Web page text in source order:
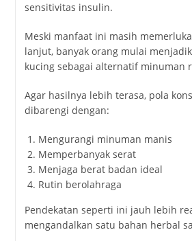
sensitivitas insulin.
Meski manfaat ini masih
lanjut, banyak orang mulai
kucing sebagai alternatif minuman
Agar hasilnya lebih terasa, pola
dibarengi dengan:
Mengurangi minuman manis
Memperbanyak serat
Menjaga berat badan ideal
Rutin berolahraga
Pendekatan seperti ini jauh lebih
mengandalkan satu bahan herbal